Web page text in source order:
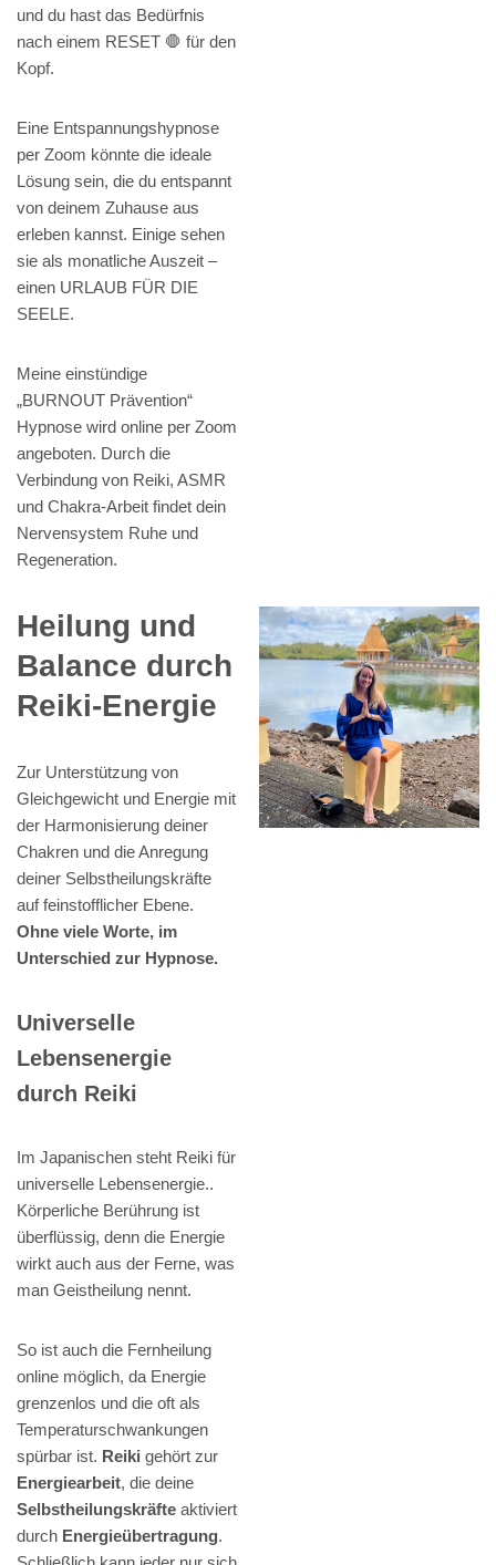
und du hast das Bedürfnis
nach einem RESET 🛑 für den
Kopf.
Eine Entspannungshypnose
per Zoom könnte die ideale
Lösung sein, die du entspannt
von deinem Zuhause aus
erleben kannst. Einige sehen
sie als monatliche Auszeit –
einen URLAUB FÜR DIE
SEELE.
Meine einstündige
„BURNOUT Prävention“
Hypnose wird online per Zoom
angeboten. Durch die
Verbindung von Reiki, ASMR
und Chakra-Arbeit findet dein
Nervensystem Ruhe und
Regeneration.
Heilung und
Balance durch
Reiki-Energie
Zur Unterstützung von
Gleichgewicht und Energie mit
der Harmonisierung deiner
Chakren und die Anregung
deiner Selbstheilungskräfte
auf feinstofflicher Ebene.
Ohne viele Worte, im
Unterschied zur Hypnose.
Universelle
Lebensenergie
durch Reiki
Im Japanischen steht Reiki für
universelle Lebensenergie..
Körperliche Berührung ist
überflüssig, denn die Energie
wirkt auch aus der Ferne, was
man Geistheilung nennt.
So ist auch die Fernheilung
online möglich, da Energie
grenzenlos und die oft als
Temperaturschwankungen
spürbar ist. Reiki gehört zur
Energiearbeit, die deine
Selbstheilungskräfte aktiviert
durch Energieübertragung.